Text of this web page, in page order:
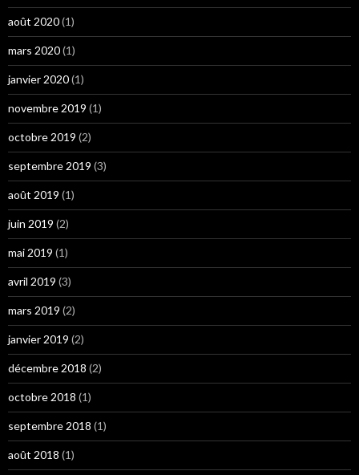
août 2020(1)
mars 2020(1)
janvier 2020(1)
novembre 2019 (1)
octobre 2019 (2)
septembre 2019 (3)
août 2019 (1)
juin 2019 (2)
mai 2019 (1)
avril 2019 (3)
mars 2019 (2)
janvier 2019 (2)
décembre 2018 (2)
octobre 2018 (1)
septembre 2018 (1)
août 2018 (1)